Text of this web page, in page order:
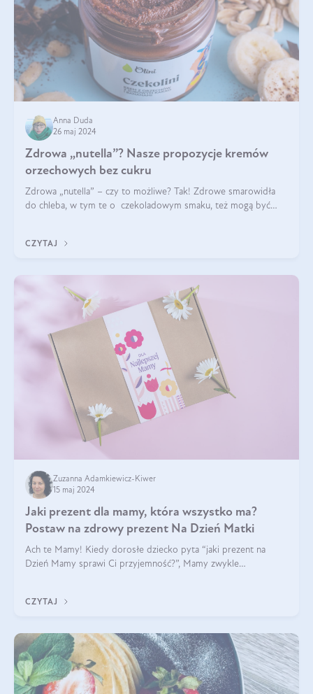
Anna Duda
26 maj 2024
Zdrowa „nutella”? Nasze propozycje kremów
orzechowych bez cukru
Zdrowa „nutella” – czy to możliwe? Tak! Zdrowe smarowidła
do chleba, w tym te o czekoladowym smaku, też mogą być
CZYTAJ
Zuzanna Adamkiewicz-Kiwer
15 maj 2024
Jaki prezent dla mamy, która wszystko ma?
Postaw na zdrowy prezent Na Dzień Matki
Ach te Mamy! Kiedy dorosłe dziecko pyta “jaki prezent na
Dzień Mamy sprawi Ci przyjemność?”, Mamy zwykle
CZYTAJ